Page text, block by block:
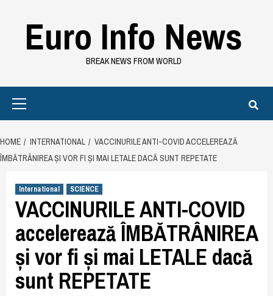
contentEuro Info News
BREAK NEWS FROM WORLD
HOME INTERNATIONAL
VACCINURILE ANTI-COVID ACCELEREAZĂ
ÎMBĂTRÂNIREA ȘI VOR FI ȘI MAI LETALE DACĂ SUNT REPETATE
International SCIENCE
VACCINURILE ANTI-COVID
accelerează ÎMBĂTRÂNIREA
și vor fi și mai LETALE dacă
sunt REPETATE